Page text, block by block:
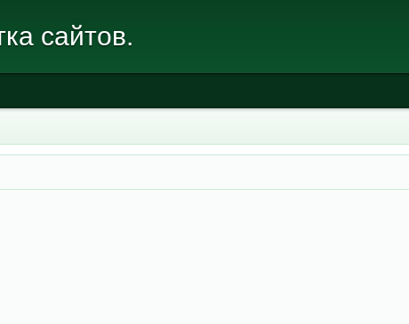
сайтов.